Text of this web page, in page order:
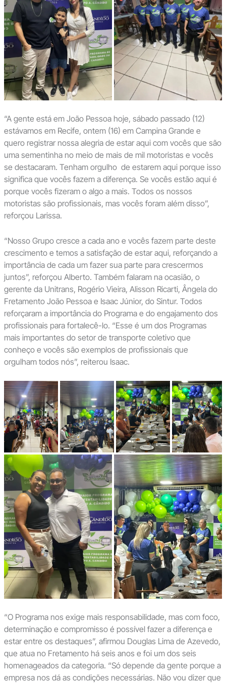
“A gente está em João Pessoa hoje, sábado passado (12)
estávamos em Recife, ontem (16) em Campina Grande e
quero registrar nossa alegria de estar aqui com vocês que são
uma sementinha no meio de mais de mil motoristas e vocês
se destacaram. Tenham orgulho de estarem aqui porque isso
significa que vocês fazem a diferença. Se vocês estão aqui é
porque vocês fizeram o algo a mais. Todos os nossos
motoristas são profissionais, mas vocês foram além disso”,
reforçou Larissa.
“Nosso Grupo cresce a cada ano e vocês fazem parte deste
crescimento e temos a satisfação de estar aqui, reforçando a
importância de cada um fazer sua parte para crescermos
juntos”, reforçou Alberto. Também falaram na ocasião, o
gerente da Unitrans, Rogério Vieira, Alisson Ricarti, Ângela do
Fretamento João Pessoa e Isaac Júnior, do Sintur. Todos
reforçaram a importância do Programa e do engajamento dos
profissionais para fortalecê-lo. “Esse é um dos Programas
mais importantes do setor de transporte coletivo que
conheço e vocês são exemplos de profissionais que
orgulham todos nós”, reiterou Isaac.
“O Programa nos exige mais responsabilidade, mas com foco,
determinação e compromisso é possível fazer a diferença e
estar entre os destaques”, afirmou Douglas Lima de Azevedo,
que atua no Fretamento há seis anos e foi um dos seis
homenageados da categoria. “Só depende da gente porque a
empresa nos dá as condições necessárias. Não vou dizer que